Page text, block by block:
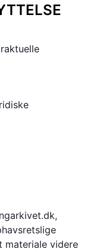
materiale videre